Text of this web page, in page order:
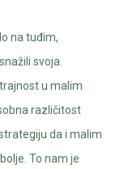
na tuđim,
svoja.
u malim
različitost
da i malim
To nam je